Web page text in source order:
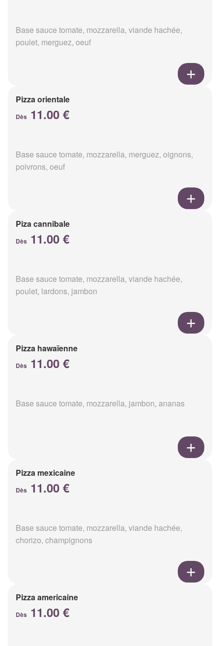
Base sauce tomate, mozzarella, viande hachée,
poulet, merguez, oeuf
Pizza orientale
Dès 11.00 €
Base sauce tomate, mozzarella, merguez, oignons,
poivrons, oeuf
Piza cannibale
Dès 11.00 €
Base sauce tomate, mozzarella, viande hachée,
poulet, lardons, jambon
Pizza hawaïenne
Dès 11.00 €
Base sauce tomate, mozzarella, jambon, ananas
Pizza mexicaine
Dès 11.00 €
Base sauce tomate, mozzarella, viande hachée,
chorizo, champignons
Pizza americaine
Dès 11.00 €